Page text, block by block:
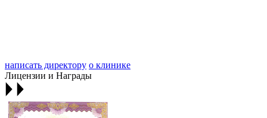
написать директору о клинике
Лицензии и Награды